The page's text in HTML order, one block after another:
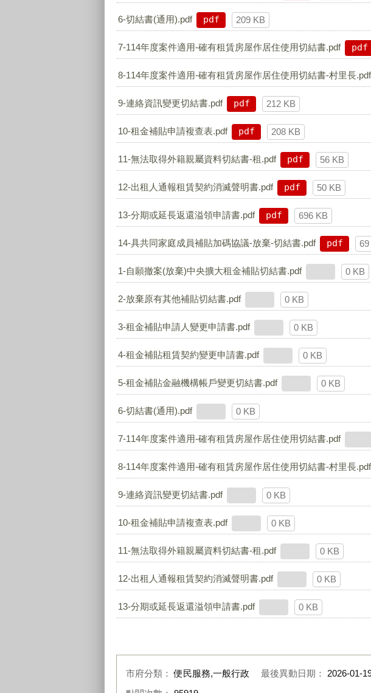
6-切結書(通用).pdf pdf 209 KB
7-114年度案件適用-確有租賃房屋作居住使用切結書.pdf pdf
8-114年度案件適用-確有租賃房屋作居住使用切結書-村里長.pdf
9-連絡資訊變更切結書.pdf pdf 212 KB
10-租金補貼申請複查表.pdf pdf 208 KB
11-無法取得外籍親屬資料切結書-租.pdf pdf 56 KB
12-出租人通報租賃契約消滅聲明書.pdf pdf 50 KB
13-分期或延長返還溢領申請書.pdf pdf 696 KB
14-具共同家庭成員補貼加碼協議-放棄-切結書.pdf pdf 69
1-自願撤案(放棄)中央擴大租金補貼切結書.pdf 0 KB
2-放棄原有其他補貼切結書.pdf 0 KB
3-租金補貼申請人變更申請書.pdf 0 KB
4-租金補貼租賃契約變更申請書.pdf 0 KB
5-租金補貼金融機構帳戶變更切結書.pdf 0 KB
6-切結書(通用).pdf 0 KB
7-114年度案件適用-確有租賃房屋作居住使用切結書.pdf
8-114年度案件適用-確有租賃房屋作居住使用切結書-村里長.pdf
9-連絡資訊變更切結書.pdf 0 KB
10-租金補貼申請複查表.pdf 0 KB
11-無法取得外籍親屬資料切結書-租.pdf 0 KB
12-出租人通報租賃契約消滅聲明書.pdf 0 KB
13-分期或延長返還溢領申請書.pdf 0 KB
市府分類：便民服務,一般行政 最後異動日期： 2026-01-